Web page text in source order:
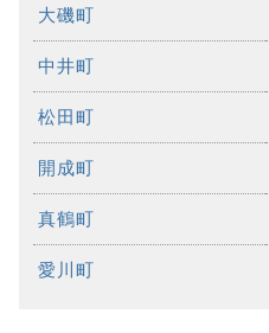
大磯町
中井町
松田町
開成町
真鶴町
愛川町